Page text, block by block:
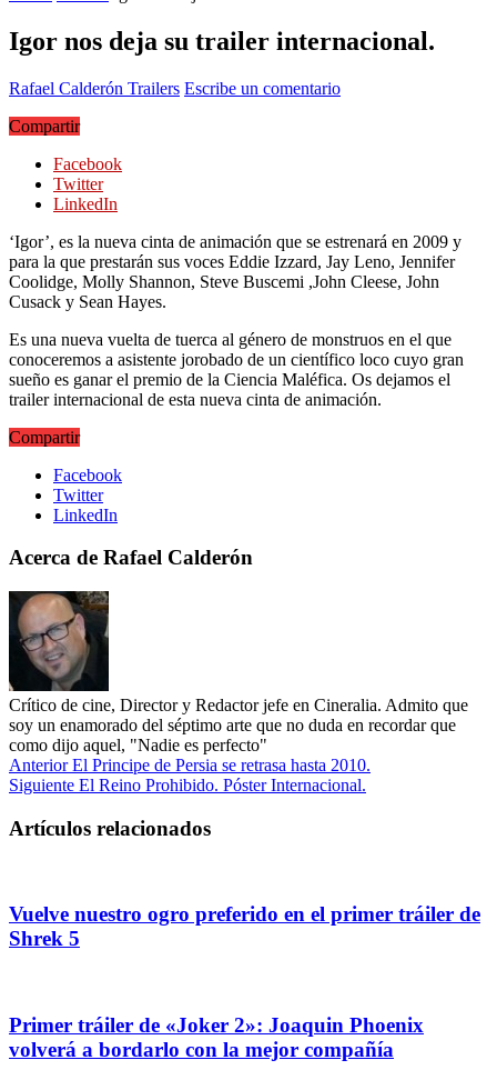
Igor nos deja su trailer internacional.
Rafael Calderón Trailers Escribe un comentario
Compartir
Facebook
Twitter
LinkedIn
‘Igor’, es la nueva cinta de animación que se estrenará en 2009 y
para la que prestarán sus voces Eddie Izzard, Jay Leno, Jennifer
Coolidge, Molly Shannon, Steve Buscemi ,John Cleese, John
Cusack y Sean Hayes.
Es una nueva vuelta de tuerca al género de monstruos en el que
conoceremos a asistente jorobado de un científico loco cuyo gran
sueño es ganar el premio de la Ciencia Maléfica. Os dejamos el
trailer internacional de esta nueva cinta de animación.
Compartir
Facebook
Twitter
LinkedIn
Acerca de Rafael Calderón
Crítico de cine, Director y Redactor jefe en Cineralia. Admito que
soy un enamorado del séptimo arte que no duda en recordar que
como dijo aquel, "Nadie es perfecto"
AnteriorEl Principe de Persia se retrasa hasta 2010.
Siguiente El Reino Prohibido. Póster Internacional.
Artículos relacionados
Vuelve nuestro ogro preferido en el primer tráiler de
Shrek 5
Primer tráiler de «Joker 2»: Joaquin Phoenix
volverá a bordarlo con la mejor compañía